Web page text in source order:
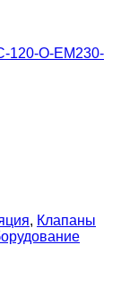
120-O-EM230-
, Клапаны